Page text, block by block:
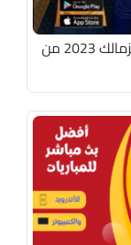
تحميل دريم ليج الاهلي والزمالك 2023 من